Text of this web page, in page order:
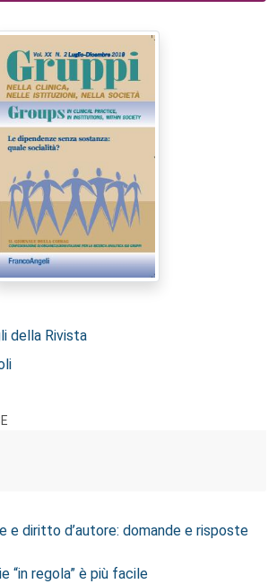
della Rivista
e diritto d’autore: domande e risposte
“in regola” è più facile